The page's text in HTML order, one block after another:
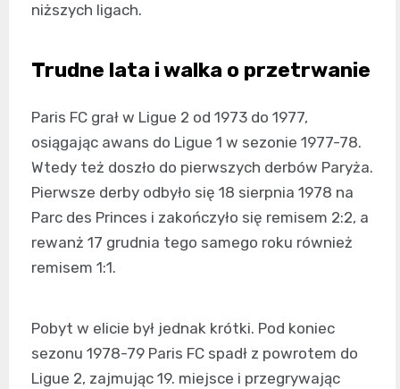
niższych ligach.
Trudne lata i walka o przetrwanie
Paris FC grał w Ligue 2 od 1973 do 1977,
osiągając awans do Ligue 1 w sezonie 1977-78.
Wtedy też doszło do pierwszych derbów Paryża.
Pierwsze derby odbyło się 18 sierpnia 1978 na
Parc des Princes i zakończyło się remisem 2:2, a
rewanż 17 grudnia tego samego roku również
remisem 1:1.
Pobyt w elicie był jednak krótki. Pod koniec
sezonu 1978-79 Paris FC spadł z powrotem do
Ligue 2, zajmując 19. miejsce i przegrywając